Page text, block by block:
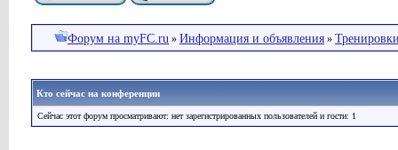
Форум на myFC.ru » Информация и объявления »
Кто сейчас на конференции
Сейчас этот форум просматривают: нет зарегистрированных пользователей и гости: 1